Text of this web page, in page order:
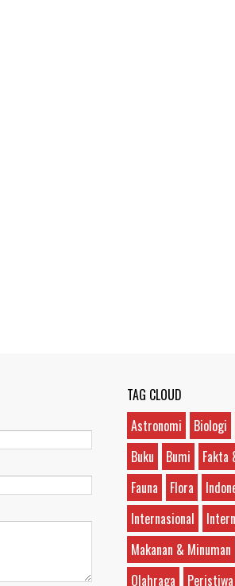
TAG CLOUD
Astronomi
Biologi
Buku
Bumi
Fauna
Flora
Internasional
Makanan & Minuman
Olahraga
Peristiwa